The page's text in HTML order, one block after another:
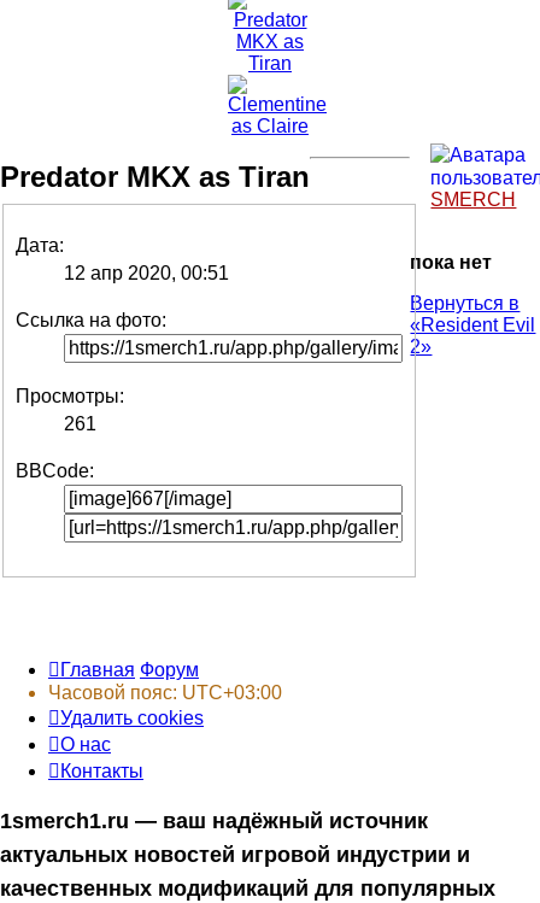
SMERCH
Predator MKX as Tiran
Дата:
12 апр 2020, 00:51
Ссылка на фото:
Просмотры:
261
BBCode:
пока нет
Вернуться в
«Resident Evil
2»
Главная Форум
Часовой пояс: UTC+03:00
Удалить cookies
О нас
Контакты
1smerch1.ru — ваш надёжный источник
актуальных новостей игровой индустрии и
качественных модификаций для популярных